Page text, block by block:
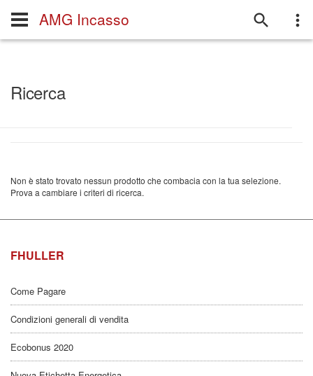
AMG Incasso
Ricerca
Non è stato trovato nessun prodotto che combacia con la tua selezione.
Prova a cambiare i criteri di ricerca.
FHULLER
Come Pagare
Condizioni generali di vendita
Ecobonus 2020